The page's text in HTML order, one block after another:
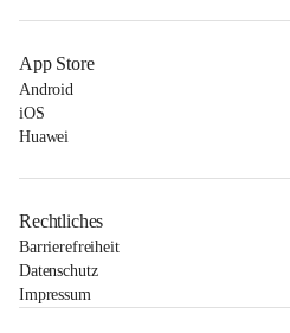
App Store
Android
iOS
Huawei
Rechtliches
Barrierefreiheit
Datenschutz
Impressum